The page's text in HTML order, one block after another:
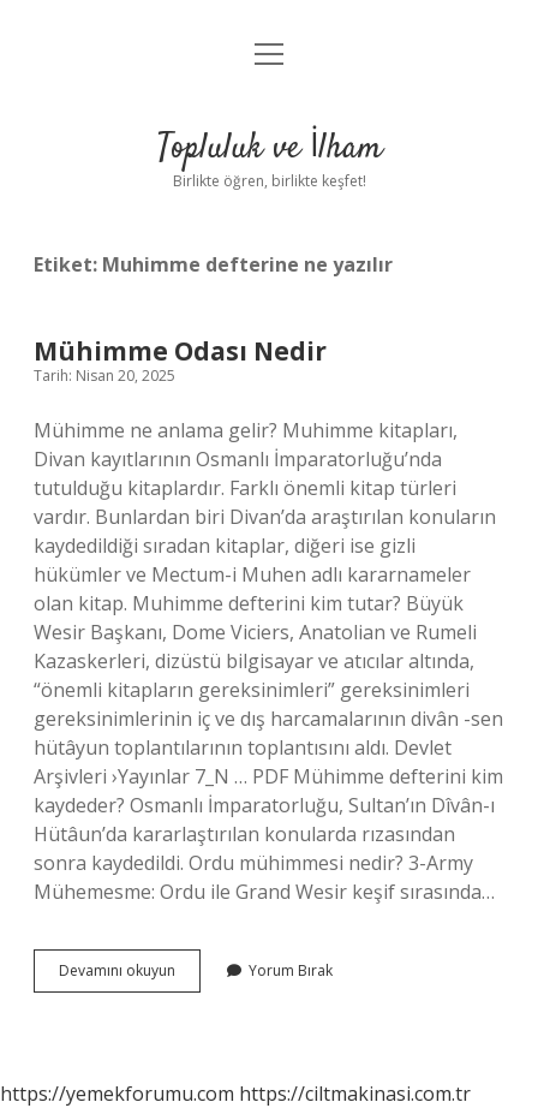
Anasayfa
Yasal Uyarı
menüyü
Topluluk ve İlham
Birlikte öğren, birlikte keşfet!
Etiket: Muhimme defterine ne yazılır
Mühimme Odası Nedir
Tarih: Nisan 20, 2025
Mühimme ne anlama gelir? Muhimme kitapları,
Divan kayıtlarının Osmanlı İmparatorluğu’nda
tutulduğu kitaplardır. Farklı önemli kitap türleri
vardır. Bunlardan biri Divan’da araştırılan konuların
kaydedildiği sıradan kitaplar, diğeri ise gizli
hükümler ve Mectum-i Muhen adlı kararnameler
olan kitap. Muhimme defterini kim tutar? Büyük
Wesir Başkanı, Dome Viciers, Anatolian ve Rumeli
Kazaskerleri, dizüstü bilgisayar ve atıcılar altında,
“önemli kitapların gereksinimleri” gereksinimleri
gereksinimlerinin iç ve dış harcamalarının divân -sen
hütâyun toplantılarının toplantısını aldı. Devlet
Arşivleri ›Yayınlar 7_N … PDF Mühimme defterini kim
kaydeder? Osmanlı İmparatorluğu, Sultan’ın Dîvân-ı
Hütâun’da kararlaştırılan konularda rızasından
sonra kaydedildi. Ordu mühimmesi nedir? 3-Army
Mühemesme: Ordu ile Grand Wesir keşif sırasında…
Devamını okuyun Mühimme
Odası
Yorum Bırak
https://yemekforumu.com https://ciltmakinasi.com.tr